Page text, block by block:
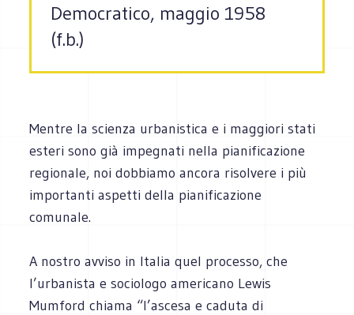
Democratico, maggio 1958
(f.b.)
Mentre la scienza urbanistica e i maggiori stati
esteri sono già impegnati nella pianificazione
regionale, noi dobbiamo ancora risolvere i più
importanti aspetti della pianificazione
comunale.
A nostro avviso in Italia quel processo, che
l’urbanista e sociologo americano Lewis
Mumford chiama “l’ascesa e caduta di